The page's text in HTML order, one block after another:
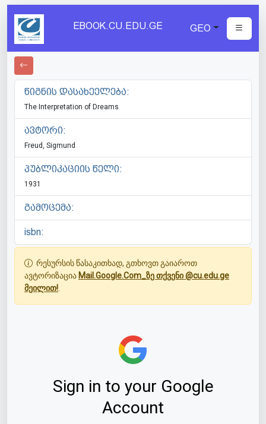
EBOOK.CU.EDU.GE GEO
წიგნის დასახეელება:
The Interpretation of Dreams
ავტორი:
Freud, Sigmund
პუბლიკაციის წელი:
1931
გამოცემა:
isbn:
რესურსის წასაკითხად, გთხოვთ გაიაროთ
ავტორიზაცია Mail.Google.Com_ზე თქვენი @cu.edu.ge
მეილით!